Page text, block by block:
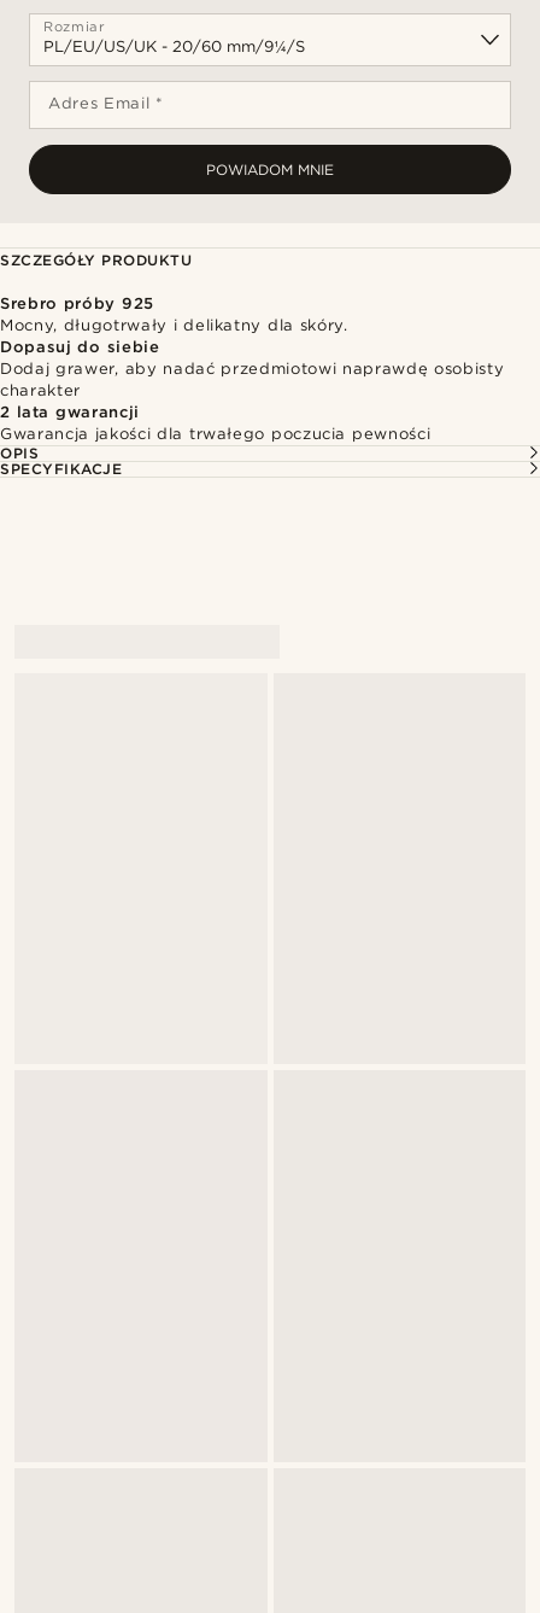
Rozmiar
Adres Email *
POWIADOM MNIE
SZCZEGÓŁY PRODUKTU
Srebro próby 925
Mocny, długotrwały i delikatny dla skóry.
Dopasuj do siebie
Dodaj grawer, aby nadać przedmiotowi naprawdę osobisty
charakter
2 lata gwarancji
Gwarancja jakości dla trwałego poczucia pewności
OPIS
SPECYFIKACJE